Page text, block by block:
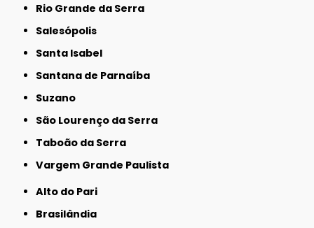
Rio Grande da Serra
Salesópolis
Santa Isabel
Santana de Parnaíba
Suzano
São Lourenço da Serra
Taboão da Serra
Vargem Grande Paulista
Alto do Pari
Brasilândia